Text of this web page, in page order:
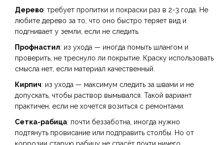
Дерево: требует пропитки и покраски раз в 2-3 года. Не
любите дерево за то, что оно быстро теряет вид и
подгнивает у земли, если не следить.
Профнастил: из ухода — иногда помыть шлангом и
проверить, не треснуло ли покрытие. Краску использовать
смысла нет, если материал качественный.
Кирпич: из ухода — максимум следить за швами и не
допускать, чтобы раствор вымывался. Такой вариант
практичен, если не хочется возиться с ремонтами.
Сетка-рабица: почти беззаботна, иногда нужно
подтянуть провисание или подправить столбы. Но от